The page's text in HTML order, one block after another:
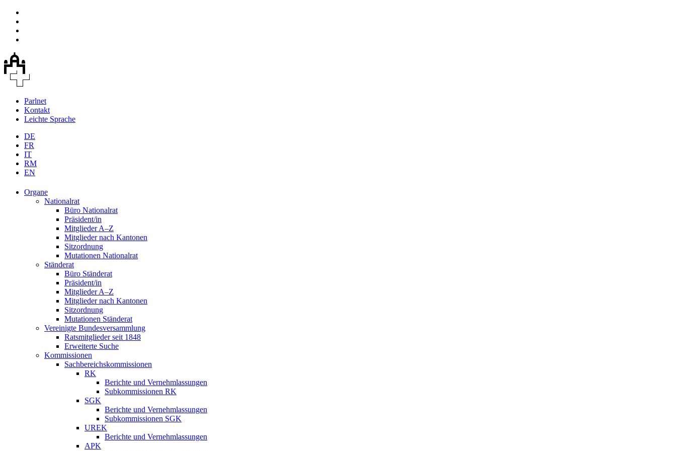
Parlnet
Kontakt
Leichte Sprache
DE
FR
IT
RM
EN
Organe
Nationalrat
Büro Nationalrat
Präsident/in
Mitglieder A–Z
Mitglieder nach Kantonen
Sitzordnung
Mutationen Nationalrat
Ständerat
Büro Ständerat
Präsident/in
Mitglieder A–Z
Mitglieder nach Kantonen
Sitzordnung
Mutationen Ständerat
Vereinigte Bundesversammlung
Ratsmitglieder seit 1848
Erweiterte Suche
Kommissionen
Sachbereichskommissionen
RK
Berichte und Vernehmlassungen
Subkommissionen RK
SGK
Berichte und Vernehmlassungen
Subkommissionen SGK
UREK
Berichte und Vernehmlassungen
APK